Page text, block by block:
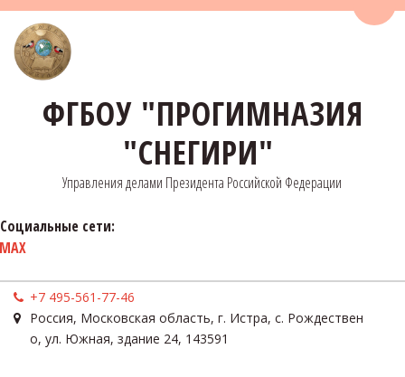
ФГБОУ "ПРОГИМНАЗИЯ
"СНЕГИРИ"
Управления делами Президента Российской Федерации
Социальные сети:
MAX
+7 495-561-77-46
Россия, Московская область, г. Истра, с. Рождествен
о, ул. Южная, здание 24, 143591